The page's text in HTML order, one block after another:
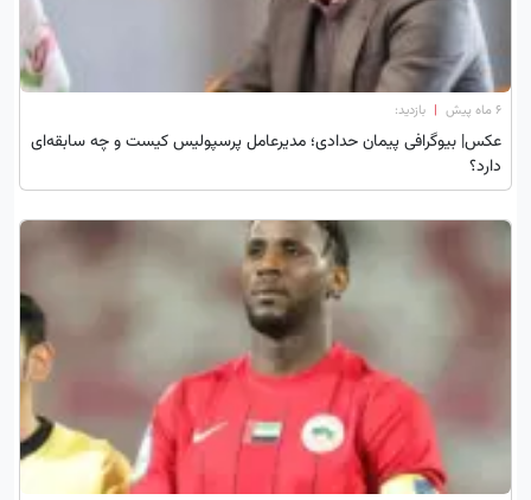
۶ ماه پیش | بازدید:
عکس| بیوگرافی پیمان حدادی؛ مدیرعامل پرسپولیس کیست و چه سابقه‌ای
دارد؟